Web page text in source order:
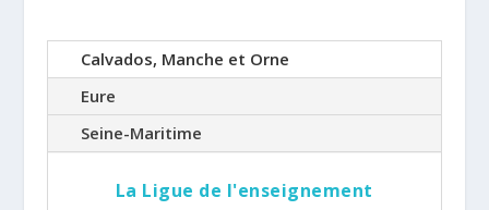
Calvados, Manche et Orne
Eure
Seine-Maritime
La Ligue de l'enseignement